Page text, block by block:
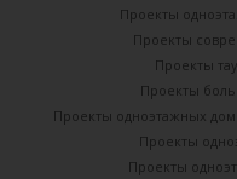
Проекты
Проекты
Проекты
Проекты
Проекты одноэтажных
Проекты
Проекты